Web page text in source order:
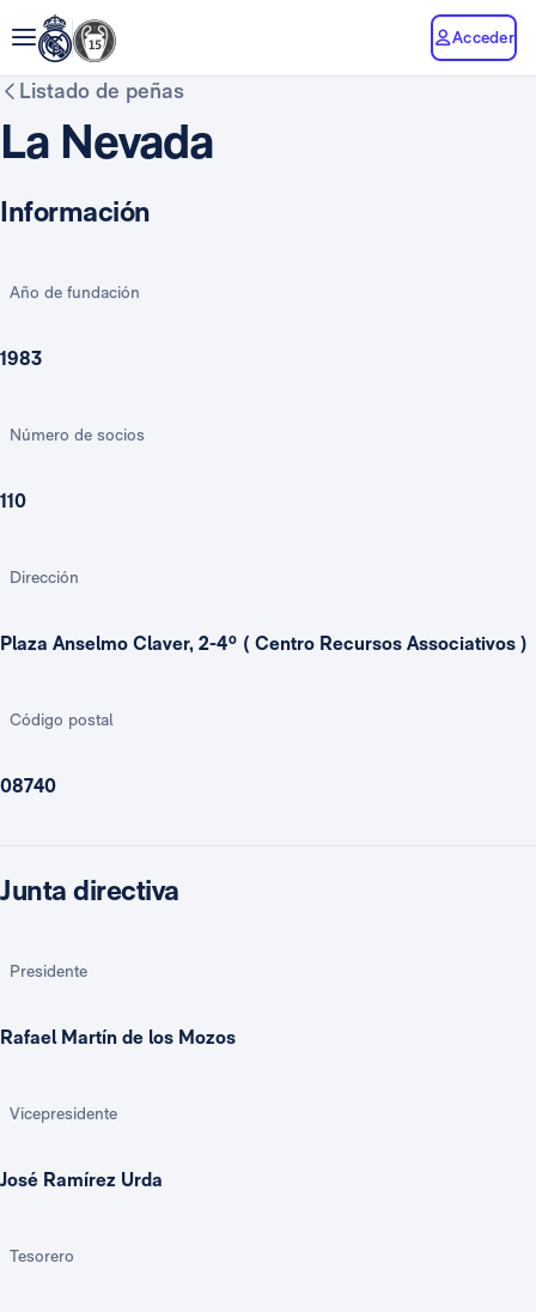
Acceder
Listado de peñas
La Nevada
Información
Año de fundación
1983
Número de socios
110
Dirección
Plaza Anselmo Claver, 2-4º ( Centro Recursos Associativos )
Código postal
08740
Junta directiva
Presidente
Rafael Martín de los Mozos
Vicepresidente
José Ramírez Urda
Tesorero